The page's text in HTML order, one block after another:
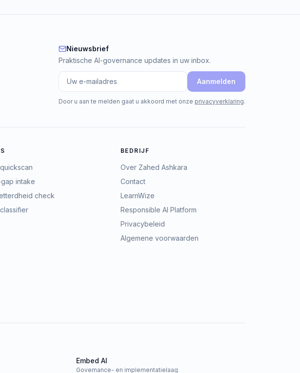
Nieuwsbrief
Nieuwsbrief
Praktische AI-governance updates in uw inbox.
Aanmelden
Door u aan te melden gaat u akkoord met onze privacyverklaring.
intake
check
BEDRIJF
Over Zahed Ashkara
Contact
LearnWize
Responsible AI Platform
Privacybeleid
Algemene voorwaarden
Embed AI
Governance- en implementatielaag